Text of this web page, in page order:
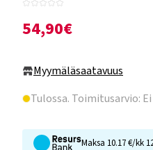
54,90€
Myymäläsaatavuus
Tulossa. Toimitusarvio:
Maksa 10.17 €/kk